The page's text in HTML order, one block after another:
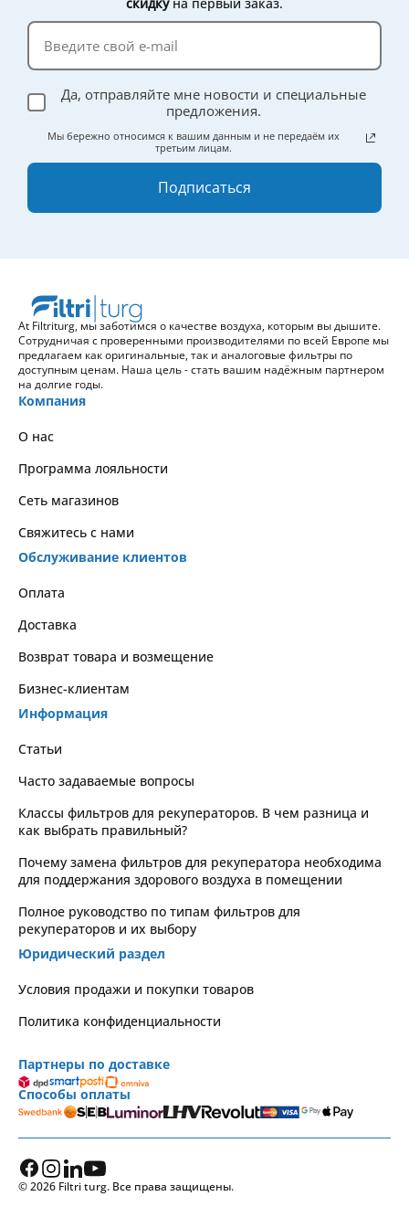
Да, отправляйте мне новости и специальные
предложения.
Мы бережно относимся к вашим данным и не передаём их
третьим лицам.
Подписаться
At Filtriturg, мы заботимся о качестве воздуха, которым вы дышите.
Сотрудничая с проверенными производителями по всей Европе мы
предлагаем как оригинальные, так и аналоговые фильтры по
доступным ценам. Наша цель - стать вашим надёжным партнером
на долгие годы.
Компания
О нас
Программа лояльности
Сеть магазинов
Свяжитесь с нами
Обслуживание клиентов
Оплата
Доставка
Возврат товара и возмещение
Бизнес-клиентам
Информация
Статьи
Часто задаваемые вопросы
Классы фильтров для рекуператоров. В чем разница и
как выбрать правильный?
Почему замена фильтров для рекуператора необходима
для поддержания здорового воздуха в помещении
Полное руководство по типам фильтров для
рекуператоров и их выбору
Юридический раздел
Условия продажи и покупки товаров
Политика конфиденциальности
Партнеры по доставке
Способы оплаты
© 2026 Filtri turg. Все права защищены.